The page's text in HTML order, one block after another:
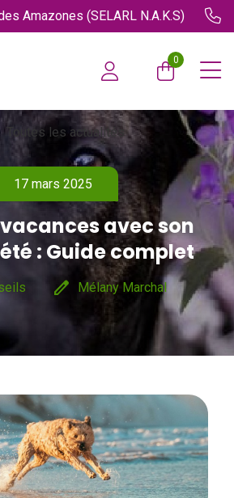
Amazones (SELARL N.A.K.S)
0
Toutes les actualités
17 mars 2025
avec son
: Guide complet
edit Mélany Marchal